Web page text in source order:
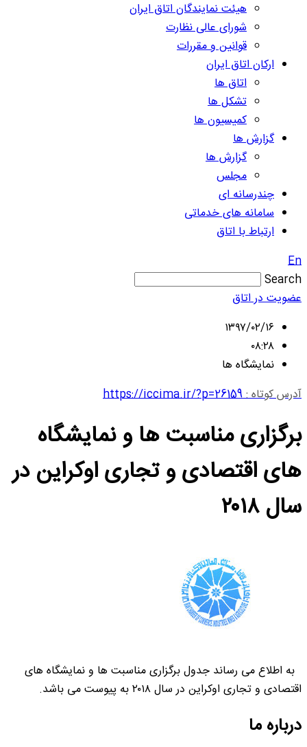
هیئت نمایندگان اتاق ایران
شورای عالی نظارت
قوانین و مقررات
ارکان اتاق ایران
اتاق ها
تشکل ها
کمیسیون ها
گزارش ها
گزارش ها
مجلس
چندرسانه ای
سامانه های خدماتی
ارتباط با اتاق
En
Search
عضویت در اتاق
۱۳۹۷/۰۲/۱۶
۰۸:۲۸
نمایشگاه ها
آدرس کوتاه :https://iccima.ir/?p=26159
برگزاری مناسبت ها و نمایشگاه
های اقتصادی و تجاری اوکراین در
سال ۲۰۱۸
به اطلاع می رساند جدول برگزاری مناسبت ها و نمایشگاه های
اقتصادی و تجاری اوکراین در سال ۲۰۱۸ به پیوست می باشد.
درباره ما